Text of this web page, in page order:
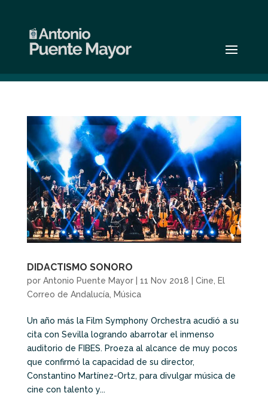
DIDACTISMO SONORO
por Antonio Puente Mayor| 11 Nov 2018 Cine, El
Correo de Andalucía, Música
Un año más la Film Symphony Orchestra acudió a su
cita con Sevilla logrando abarrotar el inmenso
auditorio de FIBES. Proeza al alcance de muy pocos
que confirmó la capacidad de su director,
Constantino Martínez-Ortz, para divulgar música de
cine con talento y...